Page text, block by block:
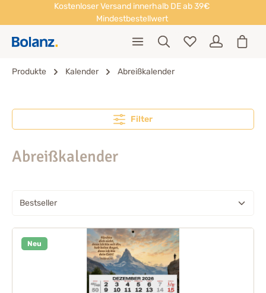
Kostenloser Versand innerhalb DE ab 39€
Mindestbestellwert
Produkte Kalender Abreißkalender
Filter
Abreißkalender
Neu